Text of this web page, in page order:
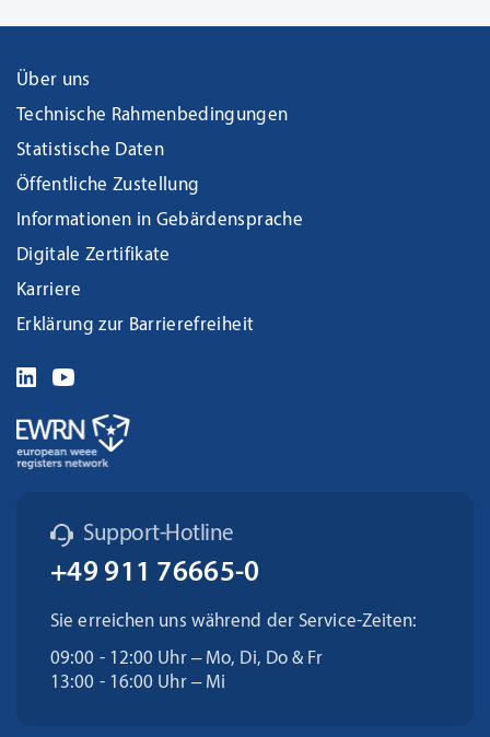
Über uns
Technische Rahmenbedingungen
Statistische Daten
Öffentliche Zustellung
Informationen in Gebärdensprache
Digitale Zertifikate
Karriere
Erklärung zur Barrierefreiheit
Support-Hotline
+49 911 76665-0
Sie erreichen uns während der Service-Zeiten:
09:00 - 12:00 Uhr – Mo, Di, Do & Fr
13:00 - 16:00 Uhr – Mi